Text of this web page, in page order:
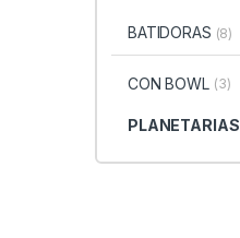
BATIDORAS (8)
CON BOWL (3)
PLANETARIAS